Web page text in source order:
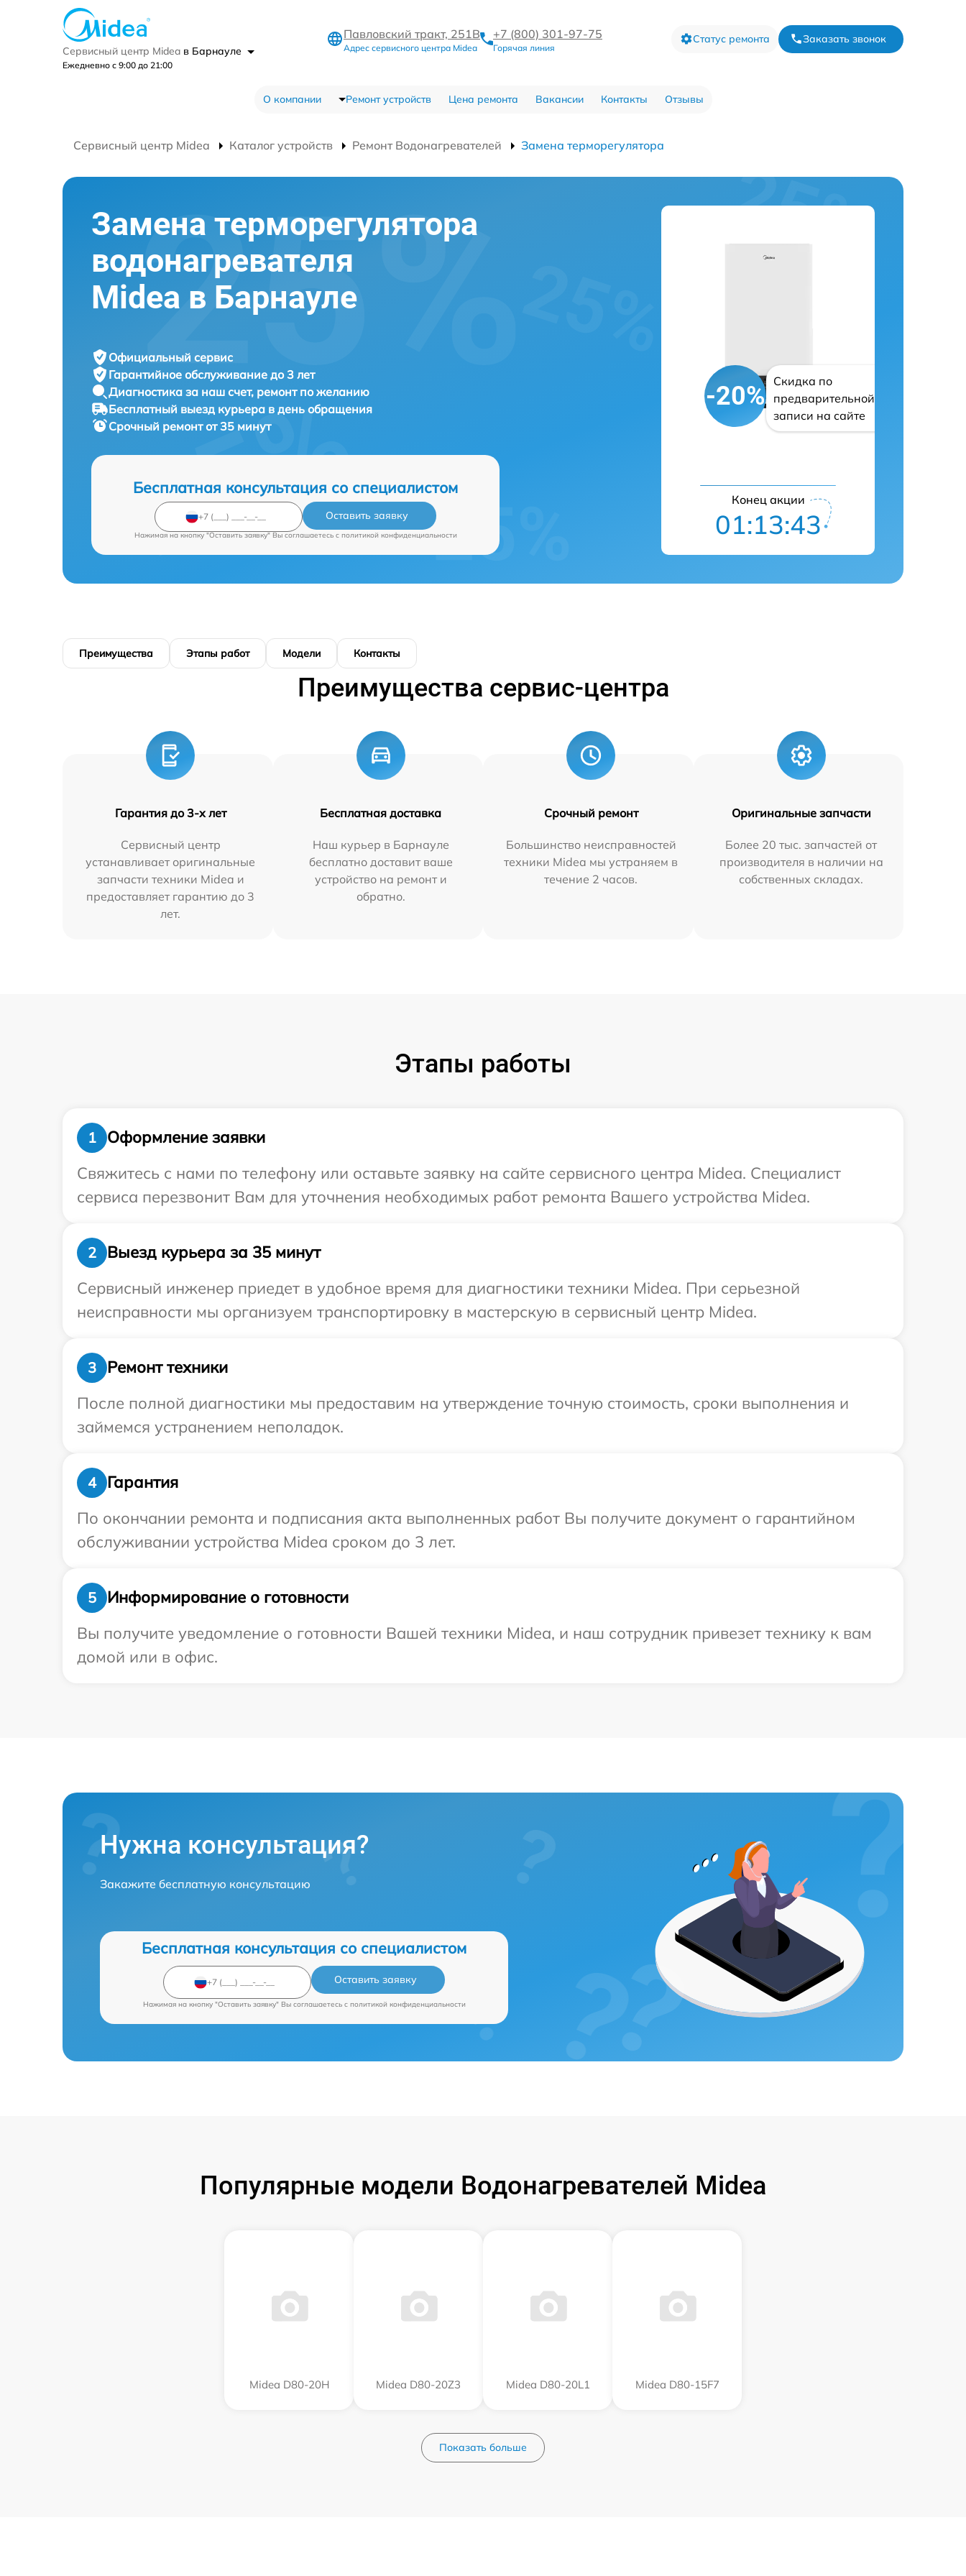
Сервисный центр Midea в Барнауле
Ежедневно с 9:00 до 21:00
Павловский тракт, 251В
Адрес сервисного центра Midea
+7 (800) 301-97-75
Горячая линия
Статус ремонта Заказать звонок
О компании Ремонт устройств Цена ремонта Вакансии Контакты Отзывы
Сервисный центр Midea Каталог устройств Ремонт Водонагревателей Замена терморегулятора
Замена терморегулятора
водонагревателя
Midea в Барнауле
Официальный сервис
Гарантийное обслуживание до 3 лет
Диагностика за наш счет, ремонт по желанию
Бесплатный выезд курьера в день обращения
Срочный ремонтот 35 минут
Бесплатная консультация со специалистом
Оставить заявку
Нажимая на кнопку "Оставить заявку" Вы соглашаетесь c политикой конфиденциальности
-20%
Скидка по
предварительной
записи на сайте
Конец акции
01:13:42
Преимущества Этапы работ Модели Контакты
Преимущества сервис-центра
Гарантия до 3-х лет
Сервисный центр
устанавливает оригинальные
запчасти техники Midea и
предоставляет гарантию до 3
лет.
Бесплатная доставка
Наш курьер в Барнауле
бесплатно доставит ваше
устройство на ремонт и
обратно.
Срочный ремонт
Большинство неисправностей
техники Midea мы устраняем в
течение 2 часов.
Оригинальные запчасти
Более 20 тыс. запчастей от
производителя в наличии на
собственных складах.
Этапы работы
1
Оформление заявки
Свяжитесь с нами по телефону или оставьте заявку на сайте сервисного центра Midea. Специалист
сервиса перезвонит Вам для уточнения необходимых работ ремонта Вашего устройства Midea.
2
Выезд курьера за 35 минут
Сервисный инженер приедет в удобное время для диагностики техники Midea. При серьезной
неисправности мы организуем транспортировку в мастерскую в сервисный центр Midea.
3
Ремонт техники
После полной диагностики мы предоставим на утверждение точную стоимость, сроки выполнения и
займемся устранением неполадок.
4
Гарантия
По окончании ремонта и подписания акта выполненных работ Вы получите документ о гарантийном
обслуживании устройства Midea сроком до 3 лет.
5
Информирование о готовности
Вы получите уведомление о готовности Вашей техники Midea, и наш сотрудник привезет технику к вам
домой или в офис.
Нужна консультация?
Закажите бесплатную консультацию
Бесплатная консультация со специалистом
Оставить заявку
Нажимая на кнопку "Оставить заявку" Вы соглашаетесь c политикой конфиденциальности
Популярные модели Водонагревателей Midea
Midea D80-20Н Midea D80-20Z3 Midea D80-20L1 Midea D80-15F7
Показать больше